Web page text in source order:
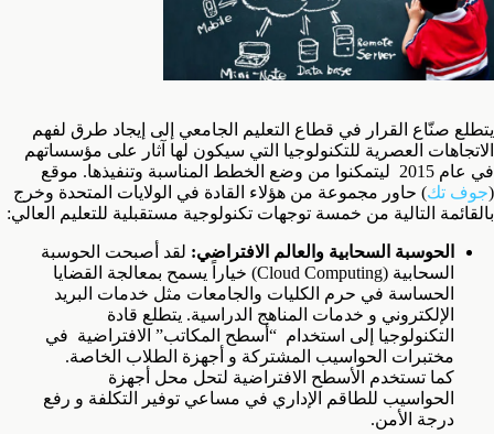
يتطلع صنّاع القرار في قطاع التعليم الجامعي إلى إيجاد طرق لفهم
الاتجاهات العصرية للتكنولوجيا التي سيكون لها آثار على مؤسساتهم
في عام 2015 ليتمكنوا من وضع الخطط المناسبة وتنفيذها. موقع
(جوف تك) حاور مجموعة من هؤلاء القادة في الولايات المتحدة وخرج
بالقائمة التالية من خمسة توجهات تكنولوجية مستقبلية للتعليم العالي:
الحوسبة السحابية والعالم الافتراضي: لقد أصبحت الحوسبة
السحابية (Cloud Computing) خياراً يسمح بمعالجة القضايا
الحساسة في حرم الكليات والجامعات مثل خدمات البريد
الإلكتروني و خدمات المناهج الدراسية. يتطلع قادة
التكنولوجيا إلى استخدام “أسطح المكاتب” الافتراضية في
مختبرات الحواسيب المشتركة و أجهزة الطلاب الخاصة.
كما تستخدم الأسطح الافتراضية لتحل محل أجهزة
الحواسيب للطاقم الإداري في مساعي توفير التكلفة و رفع
درجة الأمن.